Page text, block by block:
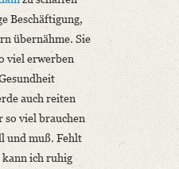
Beschäftigung,
übernähme. Sie
viel erwerben
auch reiten
so viel brauchen
und muß. Fehlt
ich ruhig